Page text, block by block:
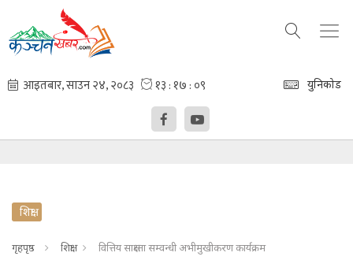
युनिकोड
शिक्षा
गृहपृष्ठ शिक्षा वित्तिय साक्षरता सम्वन्धी अभीमुखीकरण कार्यक्रम